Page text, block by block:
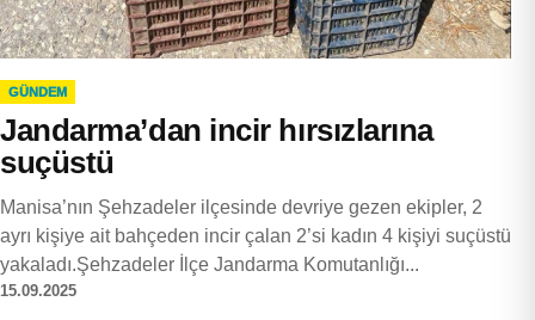
GÜNDEM
Jandarma’dan incir hırsızlarına
suçüstü
Manisa’nın Şehzadeler ilçesinde devriye gezen ekipler, 2
ayrı kişiye ait bahçeden incir çalan 2’si kadın 4 kişiyi suçüstü
yakaladı.Şehzadeler İlçe Jandarma Komutanlığı...
15.09.2025